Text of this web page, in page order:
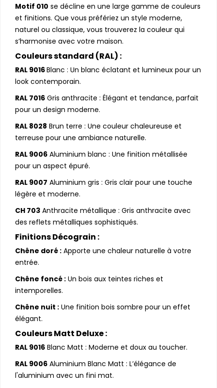
Motif 010 se décline en une large gamme de couleurs
et finitions. Que vous préfériez un style moderne,
naturel ou classique, vous trouverez la couleur qui
s’harmonise avec votre maison.
Couleurs standard (RAL) :
RAL 9016Blanc : Un blanc éclatant et lumineux pour un
look contemporain.
RAL 7016 Gris anthracite : Élégant et tendance, parfait
pour un design moderne.
RAL 8028 Brun terre : Une couleur chaleureuse et
terreuse pour une ambiance naturelle.
RAL 9006 Aluminium blanc : Une finition métallisée
pour un aspect épuré.
RAL 9007 Aluminium gris : Gris clair pour une touche
légère et moderne.
CH 703 Anthracite métallique : Gris anthracite avec
des reflets métalliques sophistiqués.
Finitions Décograin :
Chêne doré : Apporte une chaleur naturelle à votre
entrée.
Chêne foncé : Un bois aux teintes riches et
intemporelles.
Chêne nuit : Une finition bois sombre pour un effet
élégant.
Couleurs Matt Deluxe :
RAL 9016 Blanc Matt : Moderne et doux au toucher.
RAL 9006 Aluminium Blanc Matt : L’élégance de
l'aluminium avec un fini mat.